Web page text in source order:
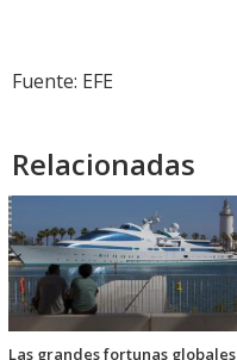
Fuente: EFE
Relacionadas
Las grandes fortunas globales